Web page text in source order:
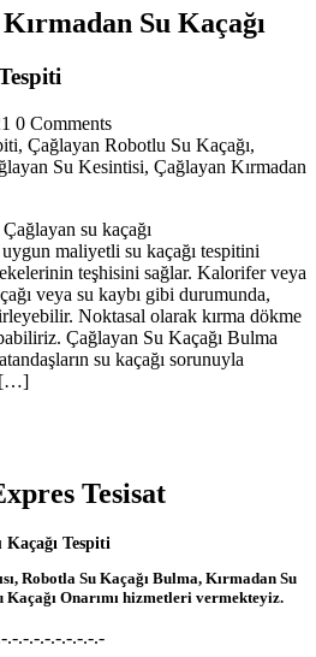
Su Kaçağı
0 Comments
su kaçağı
maliyetli su kaçağı tespitini
teşhisini sağlar. Kalorifer veya
veya su kaybı gibi durumunda,
Noktasal olarak kırma dökme
Çağlayan Su Kaçağı Bulma
su kaçağı sorunuyla
[…]
Tesisat
Kaçağı Tespiti
Robotla Su Kaçağı Bulma, Kırmadan Su
Kaçağı Onarımı hizmetleri vermekteyiz.
.-.-.-.-.-.-.-.-.-